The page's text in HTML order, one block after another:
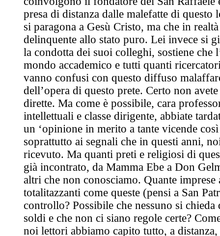
presa di distanza dalle malefatte di questo
si paragona a Gesù Cristo, ma che in
delinquente allo stato puro. Lei invece si
la condotta dei suoi colleghi, sostiene che
mondo accademico e tutti quanti
vanno confusi con questo diffuso
dell’opera di questo prete. Certo non
dirette. Ma come è possibile, cara
intellettuali e classe dirigente, abbiate
un ‘opinione in merito a tante vicende
soprattutto ai segnali che in questi anni,
ricevuto. Ma quanti preti e religiosi di
già incontrato, da Mamma Ebe a Don
altri che non conosciamo. Quante imprese
totalitazzanti come queste (pensi a San
controllo? Possibile che nessuno si
soldi e che non ci siano regole certe?
noi lettori abbiamo capito tutto, a